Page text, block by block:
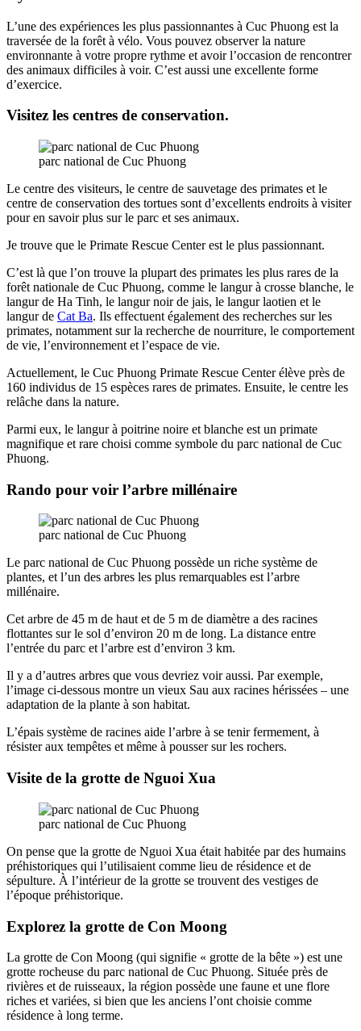
L’une des expériences les plus passionnantes à Cuc Phuong est la
traversée de la forêt à vélo. Vous pouvez observer la nature
environnante à votre propre rythme et avoir l’occasion de rencontrer
des animaux difficiles à voir. C’est aussi une excellente forme
d’exercice.
Visitez les centres de conservation.
parc national de Cuc Phuong
Le centre des visiteurs, le centre de sauvetage des primates et le
centre de conservation des tortues sont d’excellents endroits à visiter
pour en savoir plus sur le parc et ses animaux.
Je trouve que le Primate Rescue Center est le plus passionnant.
C’est là que l’on trouve la plupart des primates les plus rares de la
forêt nationale de Cuc Phuong, comme le langur à crosse blanche, le
langur de Ha Tinh, le langur noir de jais, le langur laotien et le
langur de Cat Ba. Ils effectuent également des recherches sur les
primates, notamment sur la recherche de nourriture, le comportement
de vie, l’environnement et l’espace de vie.
Actuellement, le Cuc Phuong Primate Rescue Center élève près de
160 individus de 15 espèces rares de primates. Ensuite, le centre les
relâche dans la nature.
Parmi eux, le langur à poitrine noire et blanche est un primate
magnifique et rare choisi comme symbole du parc national de Cuc
Phuong.
Rando pour voir l’arbre millénaire
parc national de Cuc Phuong
Le parc national de Cuc Phuong possède un riche système de
plantes, et l’un des arbres les plus remarquables est l’arbre
millénaire.
Cet arbre de 45 m de haut et de 5 m de diamètre a des racines
flottantes sur le sol d’environ 20 m de long. La distance entre
l’entrée du parc et l’arbre est d’environ 3 km.
Il y a d’autres arbres que vous devriez voir aussi. Par exemple,
l’image ci-dessous montre un vieux Sau aux racines hérissées – une
adaptation de la plante à son habitat.
L’épais système de racines aide l’arbre à se tenir fermement, à
résister aux tempêtes et même à pousser sur les rochers.
Visite de la grotte de Nguoi Xua
parc national de Cuc Phuong
On pense que la grotte de Nguoi Xua était habitée par des humains
préhistoriques qui l’utilisaient comme lieu de résidence et de
sépulture. À l’intérieur de la grotte se trouvent des vestiges de
l’époque préhistorique.
Explorez la grotte de Con Moong
La grotte de Con Moong (qui signifie « grotte de la bête ») est une
grotte rocheuse du parc national de Cuc Phuong. Située près de
rivières et de ruisseaux, la région possède une faune et une flore
riches et variées, si bien que les anciens l’ont choisie comme
résidence à long terme.